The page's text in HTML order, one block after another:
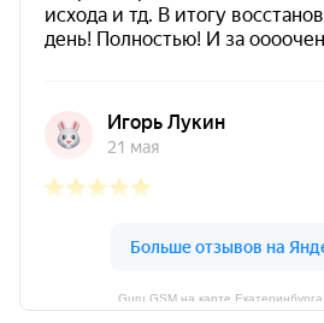
Guru GSM на карте